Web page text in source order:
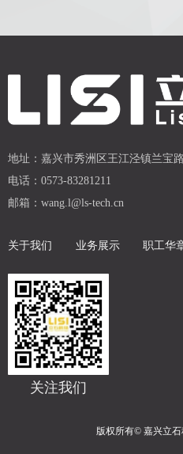
关注我们
地址： 嘉兴市秀洲区王江泾镇兰宝
电话： 0573-83281211
邮箱： wang.l@ls-tech.cn
版权所有© 嘉兴立石
关于我们 业务展示 职工华